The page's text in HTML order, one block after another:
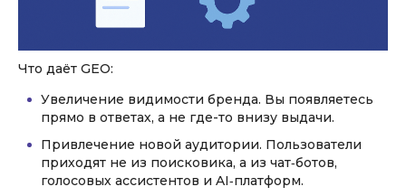
Что даёт GEO:
Увеличение видимости бренда. Вы появляетесь
прямо в ответах, а не где-то внизу выдачи.
Привлечение новой аудитории. Пользователи
приходят не из поисковика, а из чат‑ботов,
голосовых ассистентов и AI‑платформ.